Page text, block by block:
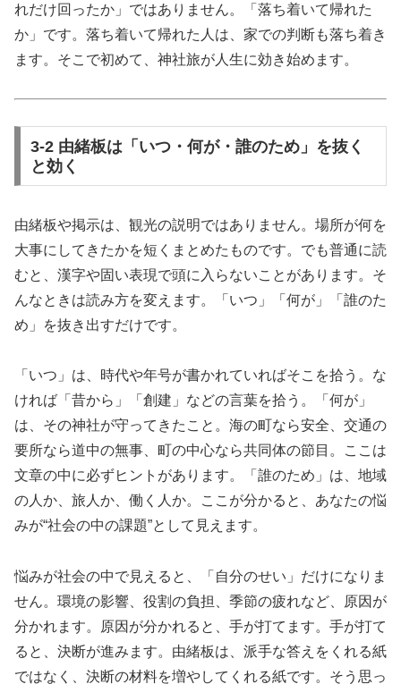
れだけ回ったか」ではありません。「落ち着いて帰れた
か」です。落ち着いて帰れた人は、家での判断も落ち着き
ます。そこで初めて、神社旅が人生に効き始めます。
3-2 由緒板は「いつ・何が・誰のため」を抜く
と効く
由緒板や掲示は、観光の説明ではありません。場所が何を
大事にしてきたかを短くまとめたものです。でも普通に読
むと、漢字や固い表現で頭に入らないことがあります。そ
んなときは読み方を変えます。「いつ」「何が」「誰のた
め」を抜き出すだけです。
「いつ」は、時代や年号が書かれていればそこを拾う。な
ければ「昔から」「創建」などの言葉を拾う。「何が」
は、その神社が守ってきたこと。海の町なら安全、交通の
要所なら道中の無事、町の中心なら共同体の節目。ここは
文章の中に必ずヒントがあります。「誰のため」は、地域
の人か、旅人か、働く人か。ここが分かると、あなたの悩
みが“社会の中の課題”として見えます。
悩みが社会の中で見えると、「自分のせい」だけになりま
せん。環境の影響、役割の負担、季節の疲れなど、原因が
分かれます。原因が分かれると、手が打てます。手が打て
ると、決断が進みます。由緒板は、派手な答えをくれる紙
ではなく、決断の材料を増やしてくれる紙です。そう思っ